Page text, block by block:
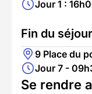
Jour 1 :
Fin du séjour
9 Place du
Jour 7 -
Se rendre